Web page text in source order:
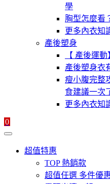
學
胸型怎麼看
更多內衣知
產後塑身
【 產後運
產後塑身衣
瘦小腹完整
食建議一次
更多內衣知
0
超值特惠
TOP 熱銷款
超值任選 多件優